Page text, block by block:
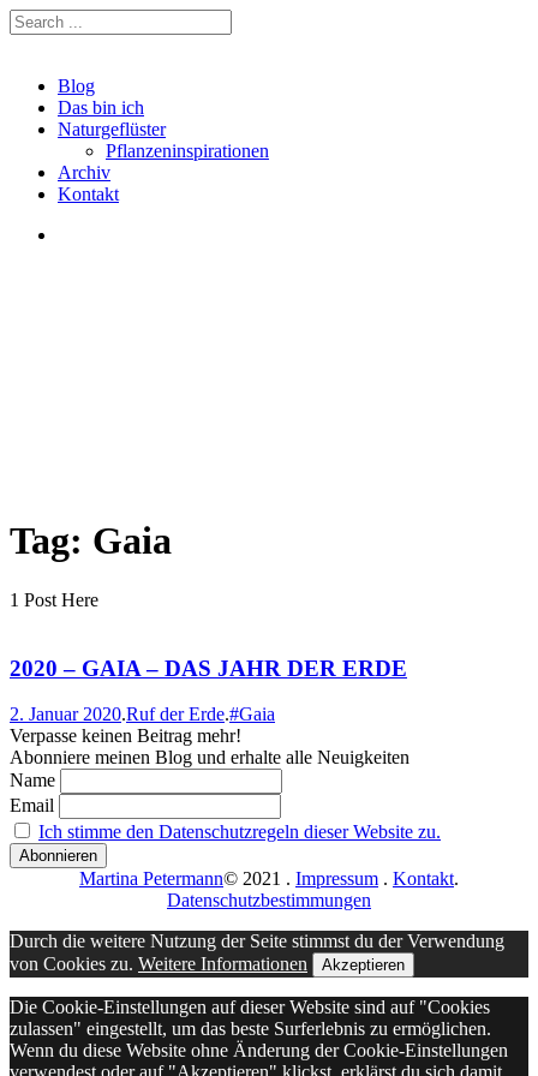
Blog
Das bin ich
Naturgeflüster
Pflanzeninspirationen
Archiv
Kontakt
Tag: Gaia
1 Post Here
2020 – GAIA – DAS JAHR DER ERDE
2. Januar 2020.Ruf der Erde.#Gaia
Verpasse keinen Beitrag mehr!
Abonniere meinen Blog und erhalte alle Neuigkeiten
Name
Email
Ich stimme den Datenschutzregeln dieser Website zu.
Martina Petermann© 2021 . Impressum . Kontakt.
Datenschutzbestimmungen
Durch die weitere Nutzung der Seite stimmst du der Verwendung
von Cookies zu. Weitere Informationen Akzeptieren
Die Cookie-Einstellungen auf dieser Website sind auf "Cookies
zulassen" eingestellt, um das beste Surferlebnis zu ermöglichen.
Wenn du diese Website ohne Änderung der Cookie-Einstellungen